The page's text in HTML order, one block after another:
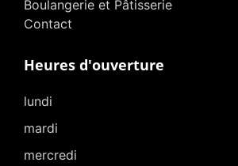
Boulangerie et Pâtisserie
Contact
Heures d'ouverture
lundi
mardi
mercredi